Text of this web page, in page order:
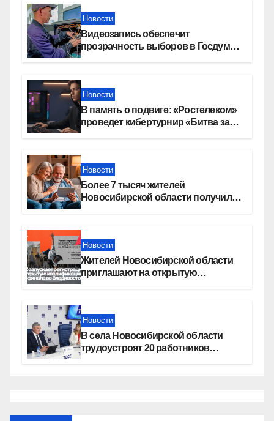
Новости
Видеозапись обеспечит
прозрачность выборов в Госдуму
Новости
В память о подвиге: «Ростелеком»
проведет кибертурнир «Битва за
Новости
Более 7 тысяч жителей
Новосибирской области получили
Новости
Жителей Новосибирской области
приглашают на открытую
Новости
В села Новосибирской области
трудоустроят 20 работников